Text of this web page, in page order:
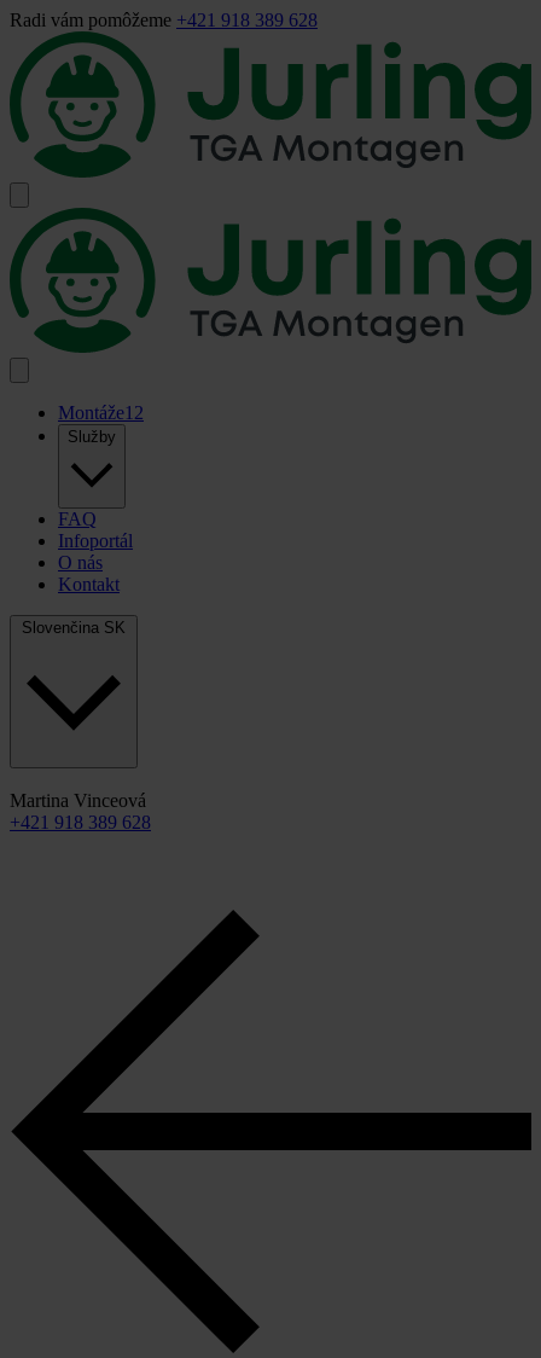
Radi vám pomôžeme +421 918 389 628
Montáže12
Služby
FAQ
Infoportál
O nás
Kontakt
Slovenčina SK
Martina Vinceová
+421 918 389 628